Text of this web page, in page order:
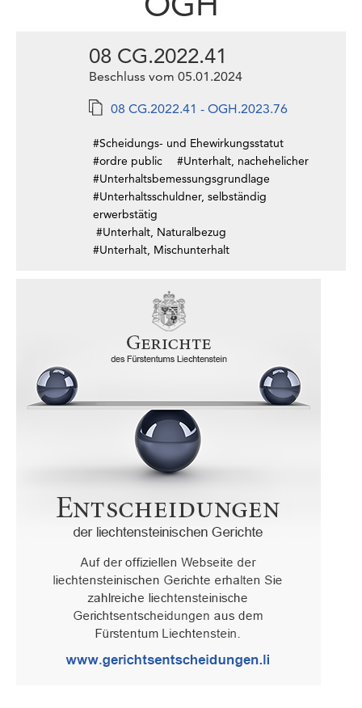
08 CG.2022.41
Beschluss vom 05.01.2024
08 CG.2022.41 - OGH.2023.76
#Scheidungs- und Ehewirkungsstatut
#ordre public
#Unterhalt, nachehelicher
#Unterhaltsbemessungsgrundlage
#Unterhaltsschuldner, selbständig
erwerbstätig
#Unterhalt, Naturalbezug
#Unterhalt, Mischunterhalt